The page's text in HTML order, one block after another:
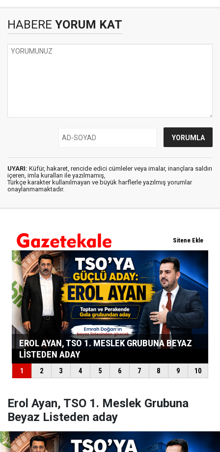
HABERE YORUM KAT
UYARI: Küfür, hakaret, rencide edici cümleler veya imalar, inançlara saldırı
içeren, imla kuralları ile yazılmamış,
Türkçe karakter kullanılmayan ve büyük harflerle yazılmış yorumlar
onaylanmamaktadır.
Erol Ayan, TSO 1. Meslek Grubuna
Beyaz Listeden aday